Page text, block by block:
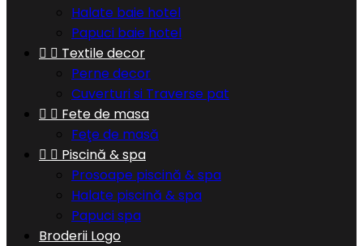
Halate baie hotel
Papuci baie hotel
  Textile decor
Perne decor
Cuverturi si Traverse pat
  Fete de masa
Feţe de masă
  Piscină & spa
Prosoape piscină & spa
Halate piscină & spa
Papuci spa
Broderii Logo